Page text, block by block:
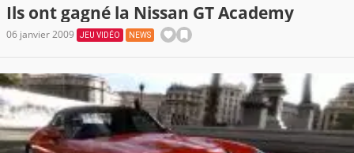
Ils ont gagné la Nissan GT Academy
06 janvier 2009 JEU VIDÉO NEWS